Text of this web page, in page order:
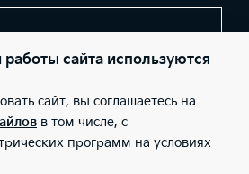
звонок
ООО «К-Моторс» (Фактический
д. 2а; Телефон: +7 (4942) 46-
ОГРН: 1073702006510), ООО «Киа
адрес: г.Москва, Валовая 26;
ИНН: 7728674093; ОГРН:
сайта используются
сайт, вы соглашаетесь на
в том числе, с
программ на условиях